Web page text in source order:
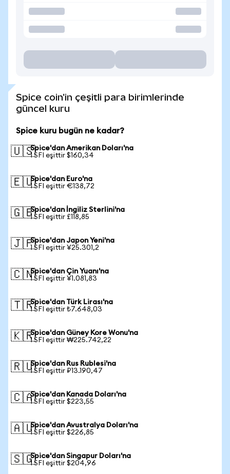
Spice coin'in çeşitli para birimlerinde
güncel kuru
Spice kuru bugün ne kadar?
🇺🇸Spice'dan Amerikan Doları'na
1 SFI eşittir $160,34
🇪🇺Spice'dan Euro'na
1 SFI eşittir €138,72
🇬🇧Spice'dan İngiliz Sterlini'na
1 SFI eşittir £118,85
🇯🇵Spice'dan Japon Yeni'na
1 SFI eşittir ¥25.301,2
🇨🇳Spice'dan Çin Yuanı'na
1 SFI eşittir ¥1.081,83
🇹🇷Spice'dan Türk Lirası'na
1 SFI eşittir ₺7.648,03
🇰🇷Spice'dan Güney Kore Wonu'na
1 SFI eşittir ₩225.742,22
🇷🇺Spice'dan Rus Rublesi'na
1 SFI eşittir ₽13.190,47
🇨🇦Spice'dan Kanada Doları'na
1 SFI eşittir $223,55
🇦🇺Spice'dan Avustralya Doları'na
1 SFI eşittir $226,85
🇸🇬Spice'dan Singapur Doları'na
1 SFI eşittir $204,96